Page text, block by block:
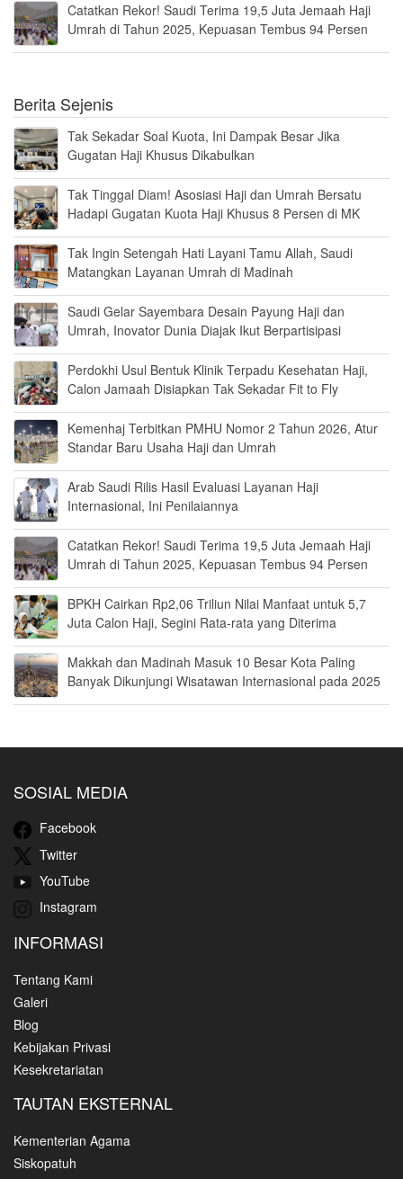
Catatkan Rekor! Saudi Terima 19,5 Juta Jemaah Haji
Umrah di Tahun 2025, Kepuasan Tembus 94 Persen
Berita Sejenis
Tak Sekadar Soal Kuota, Ini Dampak Besar Jika
Gugatan Haji Khusus Dikabulkan
Tak Tinggal Diam! Asosiasi Haji dan Umrah Bersatu
Hadapi Gugatan Kuota Haji Khusus 8 Persen di MK
Tak Ingin Setengah Hati Layani Tamu Allah, Saudi
Matangkan Layanan Umrah di Madinah
Saudi Gelar Sayembara Desain Payung Haji dan
Umrah, Inovator Dunia Diajak Ikut Berpartisipasi
Perdokhi Usul Bentuk Klinik Terpadu Kesehatan Haji,
Calon Jamaah Disiapkan Tak Sekadar Fit to Fly
Kemenhaj Terbitkan PMHU Nomor 2 Tahun 2026, Atur
Standar Baru Usaha Haji dan Umrah
Arab Saudi Rilis Hasil Evaluasi Layanan Haji
Internasional, Ini Penilaiannya
Catatkan Rekor! Saudi Terima 19,5 Juta Jemaah Haji
Umrah di Tahun 2025, Kepuasan Tembus 94 Persen
BPKH Cairkan Rp2,06 Triliun Nilai Manfaat untuk 5,7
Juta Calon Haji, Segini Rata-rata yang Diterima
Makkah dan Madinah Masuk 10 Besar Kota Paling
Banyak Dikunjungi Wisatawan Internasional pada 2025
SOSIAL MEDIA
Facebook
Twitter
YouTube
Instagram
INFORMASI
Tentang Kami
Galeri
Blog
Kebijakan Privasi
Kesekretariatan
TAUTAN EKSTERNAL
Kementerian Agama
Siskopatuh